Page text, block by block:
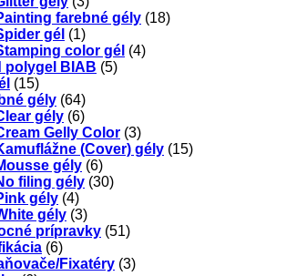
farebné gély (18)
gél (1)
color gél (4)
polygel BIAB (5)
(15)
gély (64)
gély (6)
Gelly Color (3)
(Cover) gély (15)
gély (6)
filing gély (30)
gély (4)
gély (3)
prípravky (51)
(6)
Fixatéry (3)